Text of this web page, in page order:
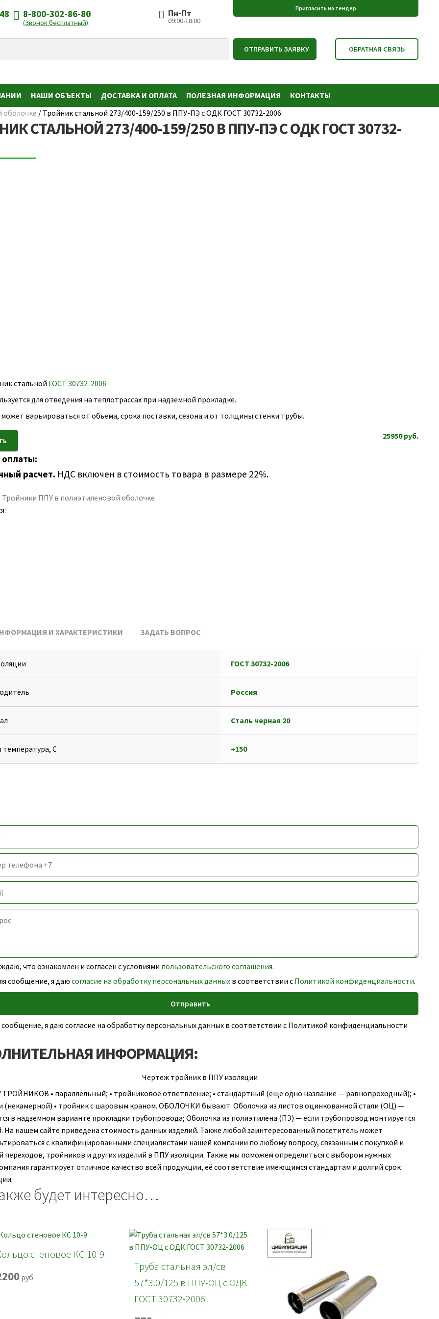
8-800-302-86-80
(Звонок бесплатный)
Пн-Пт
09:00-18:00
НАШИ ОБЪЕКТЫ ДОСТАВКА И ОПЛАТА ПОЛЕЗНАЯ ИНФОРМАЦИЯ
КОНТАКТЫ
оболочке / Тройник стальной 273/400-159/250 в ППУ-ПЭ с ОДК ГОСТ 30732-2006
СТАЛЬНОЙ 273/400-159/250 В ППУ-ПЭ С ОДК ГОСТ 30732-
стальной ГОСТ 30732-2006
для отведения на теплотрассах при надземной прокладке.
варьироваться от объема, срока поставки, сезона и от толщины стенки трубы.
25950руб.
расчет. НДС включен в стоимость товара в размере 22%.
Тройники ППУ в полиэтиленовой оболочке
И ХАРАКТЕРИСТИКИ ЗАДАТЬ ВОПРОС
ГОСТ 30732-2006
Россия
Сталь черная 20
температура, С +150
что ознакомлен и согласен с условиями пользовательского соглашения.
сообщение, я даю согласие на обработку персональных данныхв соответствии с Политикой конфиденциальности.
я даю согласие на обработку персональных данных в соответствии с Политикой конфиденциальности
ИНФОРМАЦИЯ:
Чертеж тройник в ППУ изоляции
• параллельный; • тройниковое ответвление; • стандартный (еще одно название — равнопроходный); •
(некамерной) • тройник с шаровым краном. ОБОЛОЧКИ бывают: Оболочка из листов оцинкованной стали (ОЦ) —
в надземном варианте прокладки трубопровода; Оболочка из полиэтилена (ПЭ) — если трубопровод монтируется
На нашем сайте приведена стоимость данных изделий. Также любой заинтересованный посетитель может
с квалифицированными специалистами нашей компании по любому вопросу, связанным с покупкой и
переходов, тройников и других изделий в ППУ изоляции. Также мы поможем определиться с выбором нужных
гарантирует отличное качество всей продукции, её соответствие имеющимся стандартам и долгий срок
будет интересно…
стеновое КС 10-9
руб.
Труба стальная эл/св
57*3.0/125 в ППУ-ОЦ с ОДК
ГОСТ 30732-2006